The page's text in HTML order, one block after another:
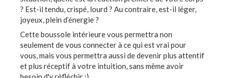
? Est-il tendu, crispé, lourd ? Au contraire, est-il léger,
joyeux, plein d’énergie ?
Cette boussole intérieure vous permettra non
seulement de vous connecter à ce qui est vrai pour
vous, mais vous permettra aussi de devenir plus attentif
et plus réceptif à votre intuition, sans même avoir